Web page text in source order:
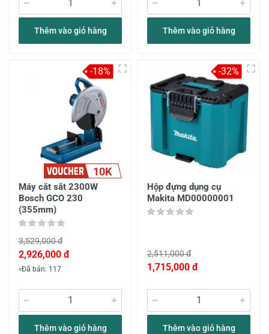
Thêm vào giỏ hàng Thêm vào giỏ hàng
10K
Máy cắt sắt 2300W
Bosch GCO 230
(355mm)
3,529,000 đ
2,926,000 đ
Đã bán: 117
Thêm vào giỏ hàng
-18%
Hộp đựng dụng cụ
Makita MD00000001
2,511,000 đ
1,715,000 đ
Thêm vào giỏ hàng
-32%